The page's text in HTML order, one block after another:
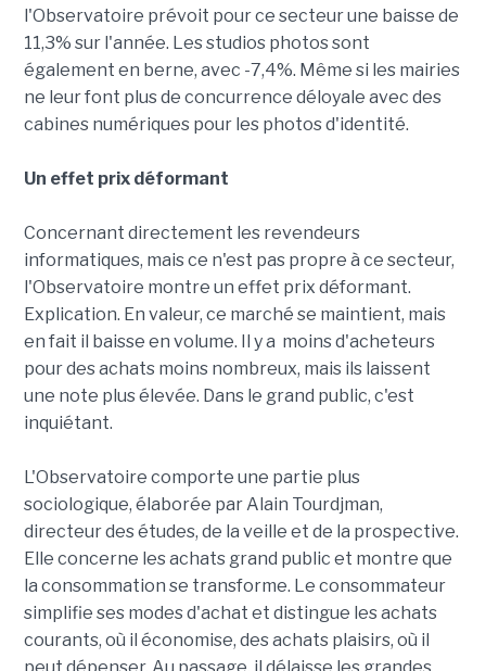
l'Observatoire prévoit pour ce secteur une baisse de
11,3% sur l'année. Les studios photos sont
également en berne, avec -7,4%. Même si les mairies
ne leur font plus de concurrence déloyale avec des
cabines numériques pour les photos d'identité.
Un effet prix déformant
Concernant directement les revendeurs
informatiques, mais ce n'est pas propre à ce secteur,
l'Observatoire montre un effet prix déformant.
Explication. En valeur, ce marché se maintient, mais
en fait il baisse en volume. Il y a moins d'acheteurs
pour des achats moins nombreux, mais ils laissent
une note plus élevée. Dans le grand public, c'est
inquiétant.
L'Observatoire comporte une partie plus
sociologique, élaborée par Alain Tourdjman,
directeur des études, de la veille et de la prospective.
Elle concerne les achats grand public et montre que
la consommation se transforme. Le consommateur
simplifie ses modes d'achat et distingue les achats
courants, où il économise, des achats plaisirs, où il